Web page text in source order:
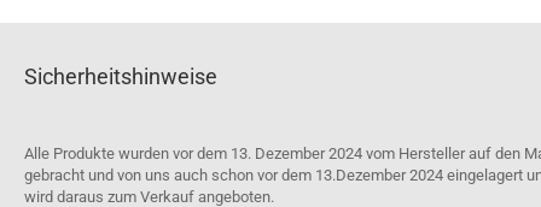
Sicherheitshinweise
Alle Produkte wurden vor dem 13. Dezember 2024 vom Hersteller auf den
gebracht und von uns auch schon vor dem 13.Dezember 2024 eingelagert
wird daraus zum Verkauf angeboten.